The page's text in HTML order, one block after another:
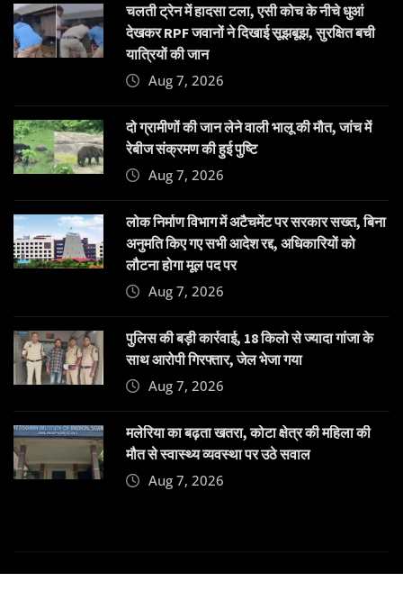
चलती ट्रेन में हादसा टला, एसी कोच के नीचे धुआं
देखकर RPF जवानों ने दिखाई सूझबूझ, सुरक्षित बची
यात्रियों की जान
Aug 7, 2026
दो ग्रामीणों की जान लेने वाली भालू की मौत, जांच में
रेबीज संक्रमण की हुई पुष्टि
Aug 7, 2026
लोक निर्माण विभाग में अटैचमेंट पर सरकार सख्त, बिना
अनुमति किए गए सभी आदेश रद्द, अधिकारियों को
लौटना होगा मूल पद पर
Aug 7, 2026
पुलिस की बड़ी कार्रवाई, 18 किलो से ज्यादा गांजा के
साथ आरोपी गिरफ्तार, जेल भेजा गया
Aug 7, 2026
मलेरिया का बढ़ता खतरा, कोटा क्षेत्र की महिला की
मौत से स्वास्थ्य व्यवस्था पर उठे सवाल
Aug 7, 2026